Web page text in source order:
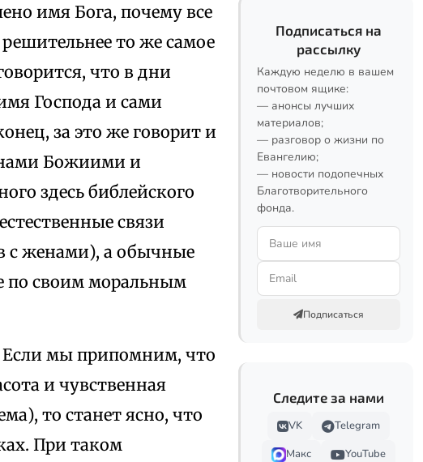
имя Бога, почему все
то же самое
что в дни
Господа и сами
за это же говорит и
Божиими и
здесь библейского
связи
с женами), а обычные
по своим моральным
Если мы припомним, что
и чувственная
то станет ясно, что
При таком
Подписаться на
рассылку
Каждую неделю в вашем
почтовом ящике:
— анонсы лучших
материалов;
— разговор о жизни по
Евангелию;
— новости подопечных
Благотворительного
фонда.
Подписаться
Следите за нами
VK
Telegram
Макс
YouTube